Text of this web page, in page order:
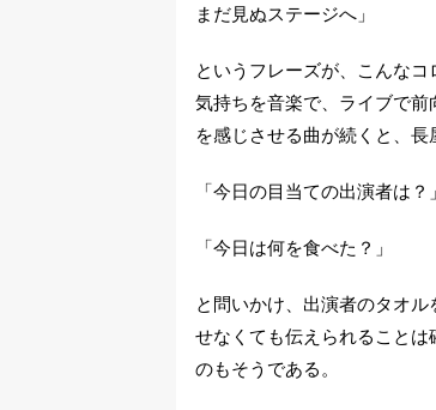
まだ見ぬステージへ」
というフレーズが、こんな
気持ちを音楽で、ライブで
を感じさせる曲が続くと、
「今日の目当ての出演者は？」
「今日は何を食べた？」
と問いかけ、出演者のタオ
せなくても伝えられること
のもそうである。